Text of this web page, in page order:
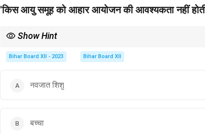
'किस आयु समूह को आहार आयोजन की आवश्यकता नहीं
Show Hint
Bihar Board XII - 2023 Bihar Board XII
नवजात शिशु
बच्चा